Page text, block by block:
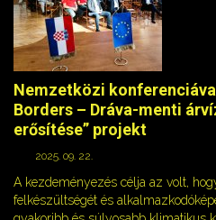
Nemzetközi
Borders – Dráva-menti
erősítése” projekt
2025. 09. 22.
A kezdeményezés célja az volt,
felkészültségét és